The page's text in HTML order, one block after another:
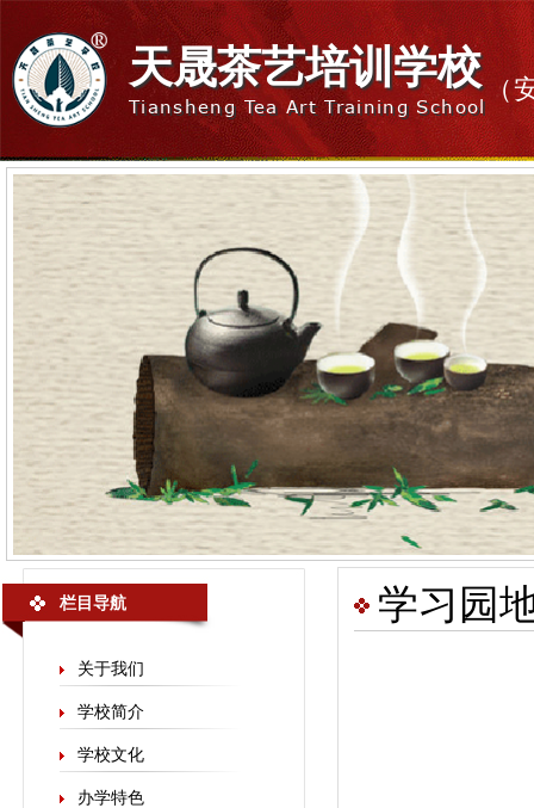
天晟茶艺培训学校
Tiansheng Tea Art Training School
（
栏目导航
关于我们
学校简介
学校文化
办学特色
学习园